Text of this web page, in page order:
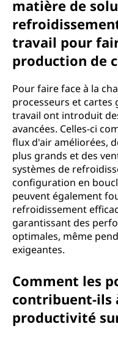
matière de
travail pour
production de
Pour faire face à la
processeurs et cartes
travail ont introduit
avancées. Celles-ci
flux d'air améliorées,
plus grands et des
systèmes de
configuration en
peuvent également
refroidissement
garantissant des
optimales, même
exigeantes.
Comment les
contribuent-ils
productivité